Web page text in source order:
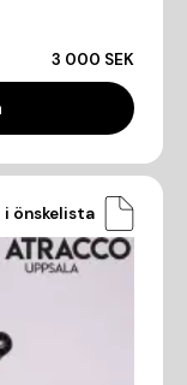
3 000 SEK
önskelista